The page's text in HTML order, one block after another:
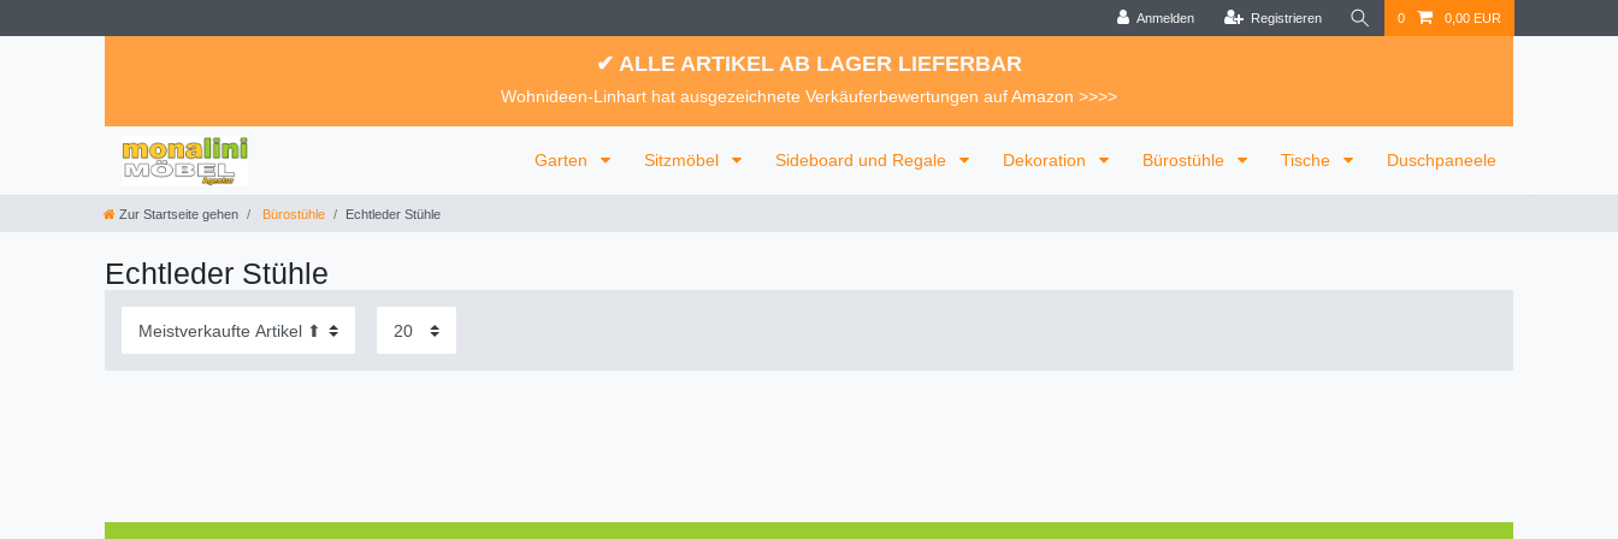
Anmelden Registrieren 0 0,00 EUR
✔ ALLE ARTIKEL AB LAGER LIEFERBAR
Wohnideen-Linhart hat ausgezeichnete Verkäuferbewertungen auf Amazon >>>>
Garten Sitzmöbel Sideboard und Regale Dekoration Bürostühle Tische Duschpaneele
Zur Startseite gehen Bürostühle Echtleder Stühle
Echtleder Stühle